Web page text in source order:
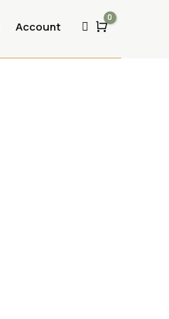
Account  Cart
0